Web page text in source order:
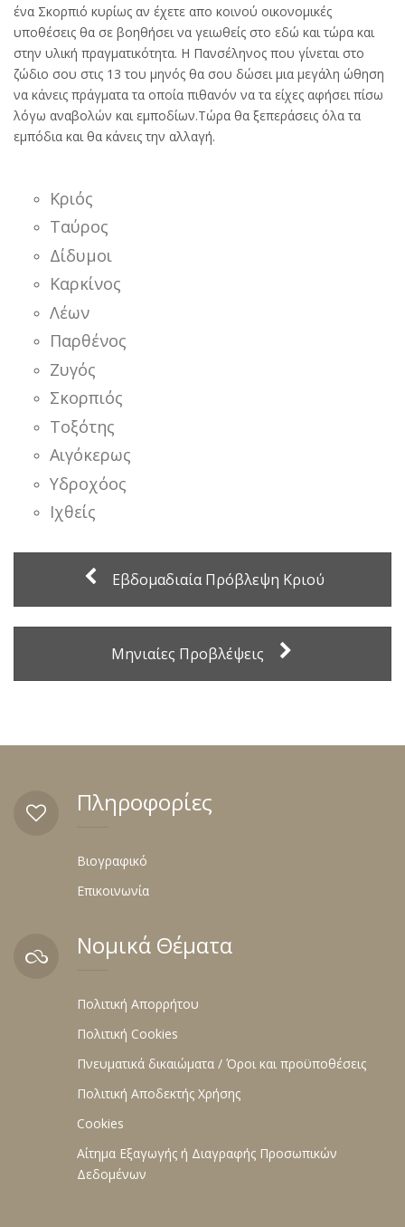
ένα Σκορπιό κυρίως αν έχετε απο κοινού οικονομικές
υποθέσεις θα σε βοηθήσει να γειωθείς στο εδώ και τώρα και
στην υλική πραγματικότητα. Η Πανσέληνος που γίνεται στο
ζώδιο σου στις 13 του μηνός θα σου δώσει μια μεγάλη ώθηση
να κάνεις πράγματα τα οποία πιθανόν να τα είχες αφήσει πίσω
λόγω αναβολών και εμποδίων.Τώρα θα ξεπεράσεις όλα τα
εμπόδια και θα κάνεις την αλλαγή.
Κριός
Ταύρος
Δίδυμοι
Καρκίνος
Λέων
Παρθένος
Ζυγός
Σκορπιός
Τοξότης
Αιγόκερως
Υδροχόος
Ιχθείς
Εβδομαδιαία Πρόβλεψη Κριού
Μηνιαίες Προβλέψεις
Πληροφορίες
Βιογραφικό
Επικοινωνία
Νομικά Θέματα
Πολιτική Απορρήτου
Πολιτική Cookies
Πνευματικά δικαιώματα / Όροι και προϋποθέσεις
Πολιτική Αποδεκτής Χρήσης
Cookies
Αίτημα Εξαγωγής ή Διαγραφής Προσωπικών
Δεδομένων